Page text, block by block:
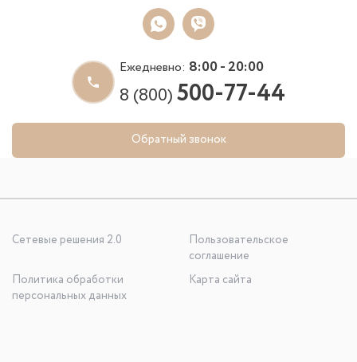
Ежедневно: 8:00 - 20:00
8 (800)500-77-44
Обратный звонок
Сетевые решения 2.0
Пользовательское
соглашение
Политика обработки
персональных данных
Карта сайта